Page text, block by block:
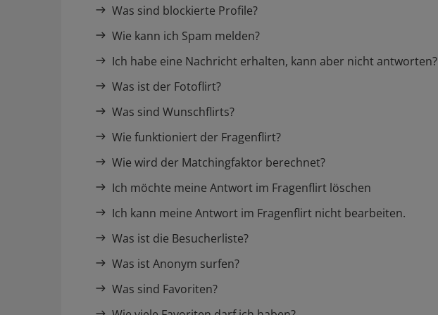
Was sind blockierte Profile?
Wie kann ich Spam melden?
Ich habe eine Nachricht erhalten, kann aber nicht antworten?
Was ist der Fotoflirt?
Was sind Wunschflirts?
Wie funktioniert der Fragenflirt?
Wie wird der Matchingfaktor berechnet?
Ich möchte meine Antwort im Fragenflirt löschen
Ich kann meine Antwort im Fragenflirt nicht bearbeiten.
Was ist die Besucherliste?
Was ist Anonym surfen?
Was sind Favoriten?